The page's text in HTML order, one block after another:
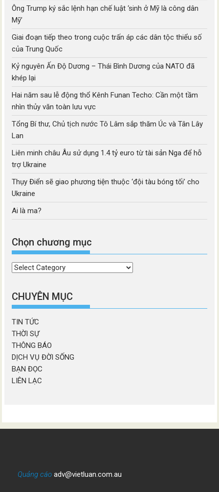
Ông Trump ký sắc lệnh hạn chế luật ‘sinh ở Mỹ là công dân
Mỹ’
Giai đoạn tiếp theo trong cuộc trấn áp các dân tộc thiểu số
của Trung Quốc
Kỷ nguyên Ấn Độ Dương – Thái Bình Dương của NATO đã
khép lại
Hai năm sau lễ động thổ Kênh Funan Techo: Cần một tầm
nhìn thủy văn toàn lưu vực
Tổng Bí thư, Chủ tịch nước Tô Lâm sắp thăm Úc và Tân Lây
Lan
Liên minh châu Âu sử dụng 1.4 tỷ euro từ tài sản Nga để hỗ
trợ Ukraine
Thụy Điển sẽ giao phương tiện thuộc ‘đội tàu bóng tối’ cho
Ukraine
Ai là ma?
Chọn chương mục
Chọn
mục
CHUYÊN MỤC
TIN TỨC
THỜI SỰ
THÔNG BÁO
DỊCH VỤ ĐỜI SỐNG
BẠN ĐỌC
LIÊN LẠC
Quảng cáo adv@vietluan.com.au